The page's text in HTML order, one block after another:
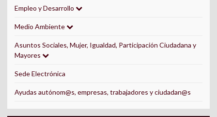
Empleo y Desarrollo
Medio Ambiente
Asuntos Sociales, Mujer, Igualdad, Participación Ciudadana y
Mayores
Sede Electrónica
Ayudas autónom@s, empresas, trabajadores y ciudadan@s